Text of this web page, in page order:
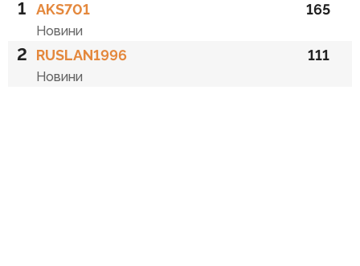
1 AKS701
Новини
165
2 RUSLAN1996
Новини
111